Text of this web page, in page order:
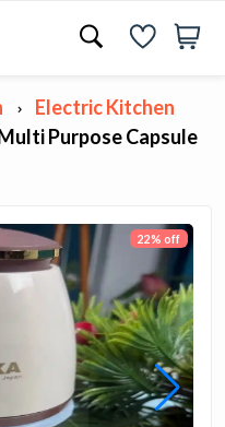
Electric Kitchen
Purpose Capsule
22% off